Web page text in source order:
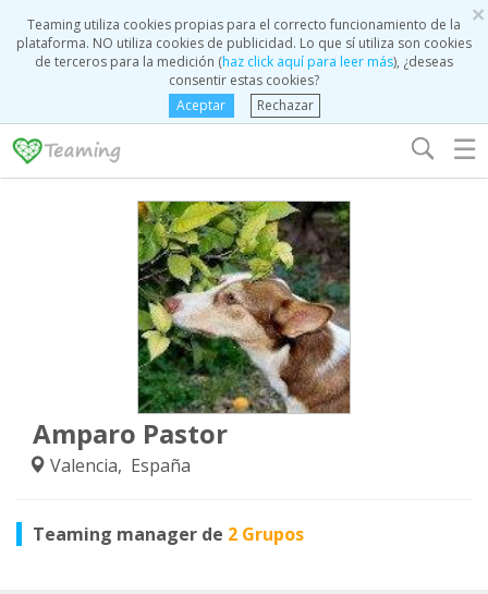
×
Teaming utiliza cookies propias para el correcto funcionamiento de la
plataforma. NO utiliza cookies de publicidad. Lo que sí utiliza son cookies
de terceros para la medición (haz click aquí para leer más), ¿deseas
consentir estas cookies?
Aceptar
Rechazar
☰
Amparo Pastor
Valencia, España
Teaming manager de 2 Grupos